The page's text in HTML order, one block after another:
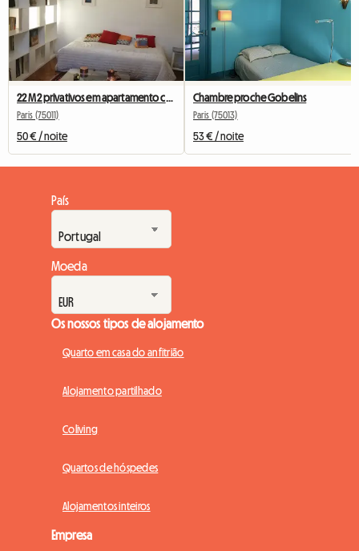
Paris (75011)
50 € / noite
Chambre proche Gobelins
Paris (75013)
53 € / noite
País
Moeda
Os nossos tipos de alojamento
Quarto em casa do anfitrião
Alojamento partilhado
Coliving
Quartos de hóspedes
Alojamentos inteiros
Empresa